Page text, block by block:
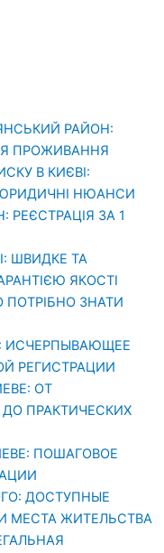
РАЙОН:
ПРОЖИВАННЯ
В КИЄВІ:
ЮРИДИЧНІ НЮАНСИ
РЕЄСТРАЦІЯ ЗА 1
ШВИДКЕ ТА
ЯКОСТІ
ПОТРІБНО ЗНАТИ
ИСЧЕРПЫВАЮЩЕЕ
РЕГИСТРАЦИИ
ОТ
ПРАКТИЧЕСКИХ
ПОШАГОВОЕ
ДОСТУПНЫЕ
МЕСТА ЖИТЕЛЬСТВА